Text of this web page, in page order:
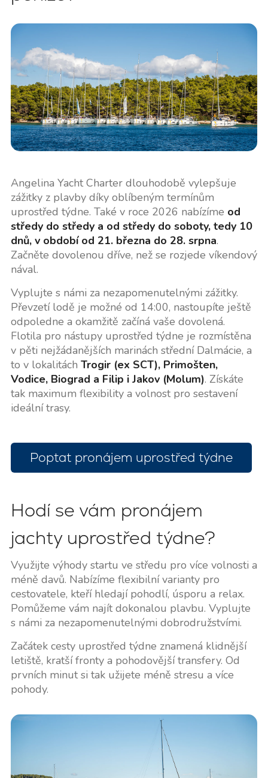
Angelina Yacht Charter dlouhodobě vylepšuje
zážitky z plavby díky oblíbeným termínům
uprostřed týdne. Také v roce 2026 nabízíme od
středy do středy a od středy do soboty, tedy 10
dnů, v období od 21. března do 28. srpna.
Začněte dovolenou dříve, než se rozjede víkendový
nával.
Vyplujte s námi za nezapomenutelnými zážitky.
Převzetí lodě je možné od 14:00, nastoupíte ještě
odpoledne a okamžitě začíná vaše dovolená.
Flotila pro nástupy uprostřed týdne je rozmístěna
v pěti nejžádanějších marinách střední Dalmácie, a
to v lokalitách Trogir (ex SCT), Primošten,
Vodice, Biograd a Filip i Jakov (Molum). Získáte
tak maximum flexibility a volnost pro sestavení
ideální trasy.
Poptat pronájem uprostřed týdne
Hodí se vám pronájem
jachty uprostřed týdne?
Využijte výhody startu ve středu pro více volnosti a
méně davů. Nabízíme flexibilní varianty pro
cestovatele, kteří hledají pohodlí, úsporu a relax.
Pomůžeme vám najít dokonalou plavbu. Vyplujte
s námi za nezapomenutelnými dobrodružstvími.
Začátek cesty uprostřed týdne znamená klidnější
letiště, kratší fronty a pohodovější transfery. Od
prvních minut si tak užijete méně stresu a více
pohody.